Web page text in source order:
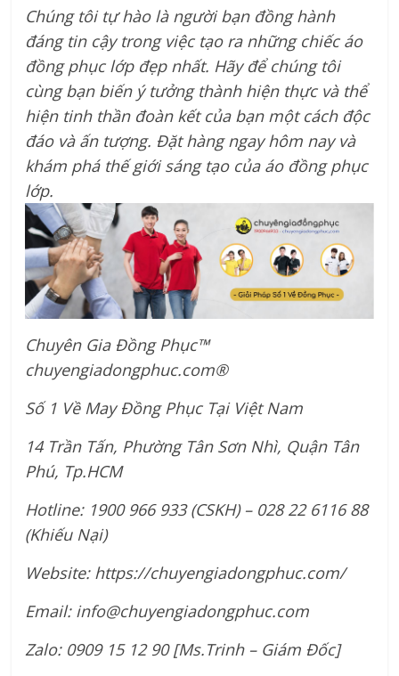
Chúng tôi tự hào là người bạn đồng hành
đáng tin cậy trong việc tạo ra những chiếc áo
đồng phục lớp đẹp nhất. Hãy để chúng tôi
cùng bạn biến ý tưởng thành hiện thực và thể
hiện tinh thần đoàn kết của bạn một cách độc
đáo và ấn tượng. Đặt hàng ngay hôm nay và
khám phá thế giới sáng tạo của áo đồng phục
lớp.
Chuyên Gia Đồng Phục™
chuyengiadongphuc.com®
Số 1 Về May Đồng Phục Tại Việt Nam
14 Trần Tấn, Phường Tân Sơn Nhì, Quận Tân
Phú, Tp.HCM
Hotline: 1900 966 933 (CSKH) – 028 22 6116 88
(Khiếu Nại)
Website: https://chuyengiadongphuc.com/
Email: info@chuyengiadongphuc.com
Zalo: 0909 15 12 90 [Ms.Trinh – Giám Đốc]